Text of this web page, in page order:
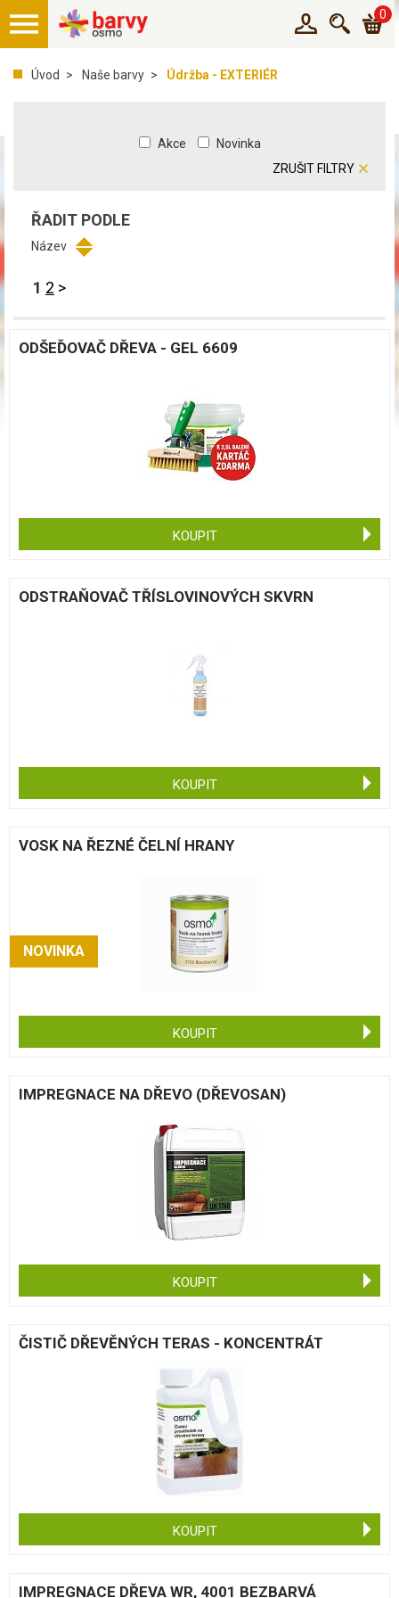
0
Úvod Naše barvy Údržba - EXTERIÉR
Akce
Novinka
ZRUŠIT FILTRY
ŘADIT PODLE
Název
1 2 >
ODŠEĎOVAČ DŘEVA - GEL 6609
KOUPIT
ODSTRAŇOVAČ TŘÍSLOVINOVÝCH SKVRN
KOUPIT
NOVINKA
VOSK NA ŘEZNÉ ČELNÍ HRANY
KOUPIT
IMPREGNACE NA DŘEVO (DŘEVOSAN)
KOUPIT
ČISTIČ DŘEVĚNÝCH TERAS - KONCENTRÁT
KOUPIT
IMPREGNACE DŘEVA WR, 4001 BEZBARVÁ